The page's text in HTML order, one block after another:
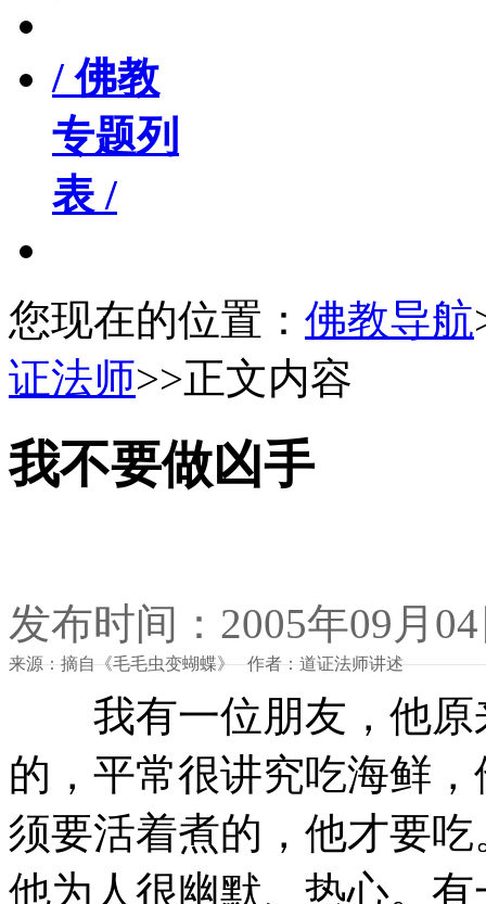
/ 佛教
专题列
表 /
您现在的位置： 佛教导航
证法师>>正文内容
我不要做凶手
发布时间：2005年09月
来源：摘自《毛毛虫变蝴蝶》 作者：道证法师讲述
我有一位朋友，他原
的，平常很讲究吃海鲜
须要活着煮的，他才要
他为人很幽默、热心。